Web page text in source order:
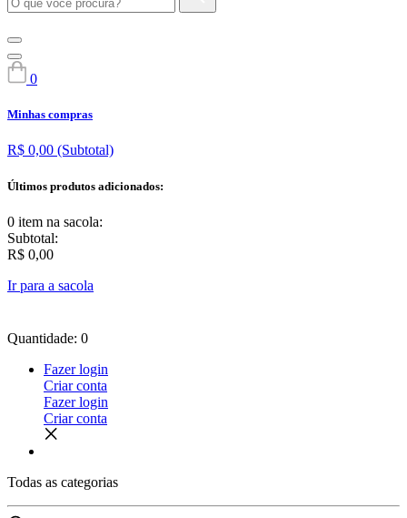
0
Minhas compras
R$ 0,00 (Subtotal)
Últimos produtos adicionados:
0 item na sacola:
Subtotal:
R$ 0,00
Ir para a sacola
Quantidade: 0
Fazer login
Criar conta
Fazer login
Criar conta
Todas as categorias